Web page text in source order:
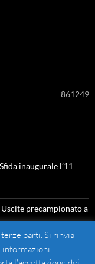
861249
inaugurale l’11
precampionato a
parti. Si rinvia